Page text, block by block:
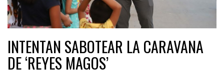
INTENTAN SABOTEAR LA CARAVANA
DE ‘REYES MAGOS’